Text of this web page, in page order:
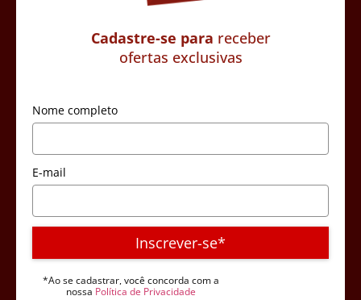
Cadastre-se para receber
ofertas exclusivas
Nome completo
E-mail
Inscrever-se*
*Ao se cadastrar, você concorda com a
nossa Política de Privacidade